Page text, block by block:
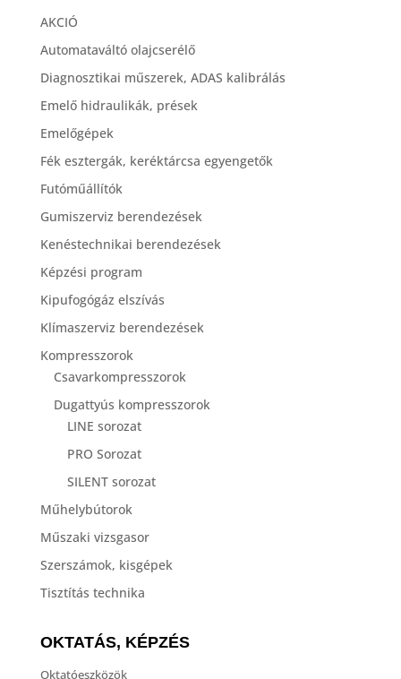
AKCIÓ
Automataváltó olajcserélő
Diagnosztikai műszerek, ADAS kalibrálás
Emelő hidraulikák, prések
Emelőgépek
Fék esztergák, keréktárcsa egyengetők
Futóműállítók
Gumiszerviz berendezések
Kenéstechnikai berendezések
Képzési program
Kipufogógáz elszívás
Klímaszerviz berendezések
Kompresszorok
Csavarkompresszorok
Dugattyús kompresszorok
LINE sorozat
PRO Sorozat
SILENT sorozat
Műhelybútorok
Műszaki vizsgasor
Szerszámok, kisgépek
Tisztítás technika
OKTATÁS, KÉPZÉS
Oktatóeszközök